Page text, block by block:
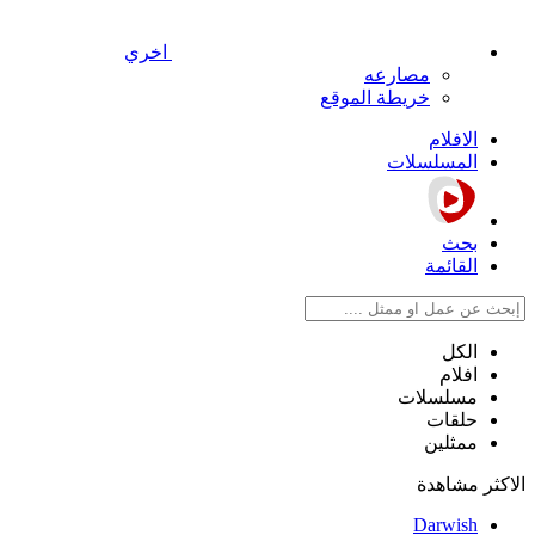
اخري
مصارعه
خريطة الموقع
الافلام
المسلسلات
بحث
القائمة
الكل
افلام
مسلسلات
حلقات
ممثلين
الاكثر مشاهدة
Darwish